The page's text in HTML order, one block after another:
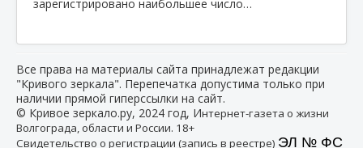
зарегистрировано наибольшее число…
Все права на материалы сайта принадлежат редакции
"Кривого зеркала". Перепечатка допустима только при
наличии прямой гиперссылки на сайт.
© Кривое зеркало.ру, 2024 год, Интернет-газета о жизни
Волгограда, области и России. 18+
Свидетельство о регистрации (запись в реестре) ЭЛ № ФС